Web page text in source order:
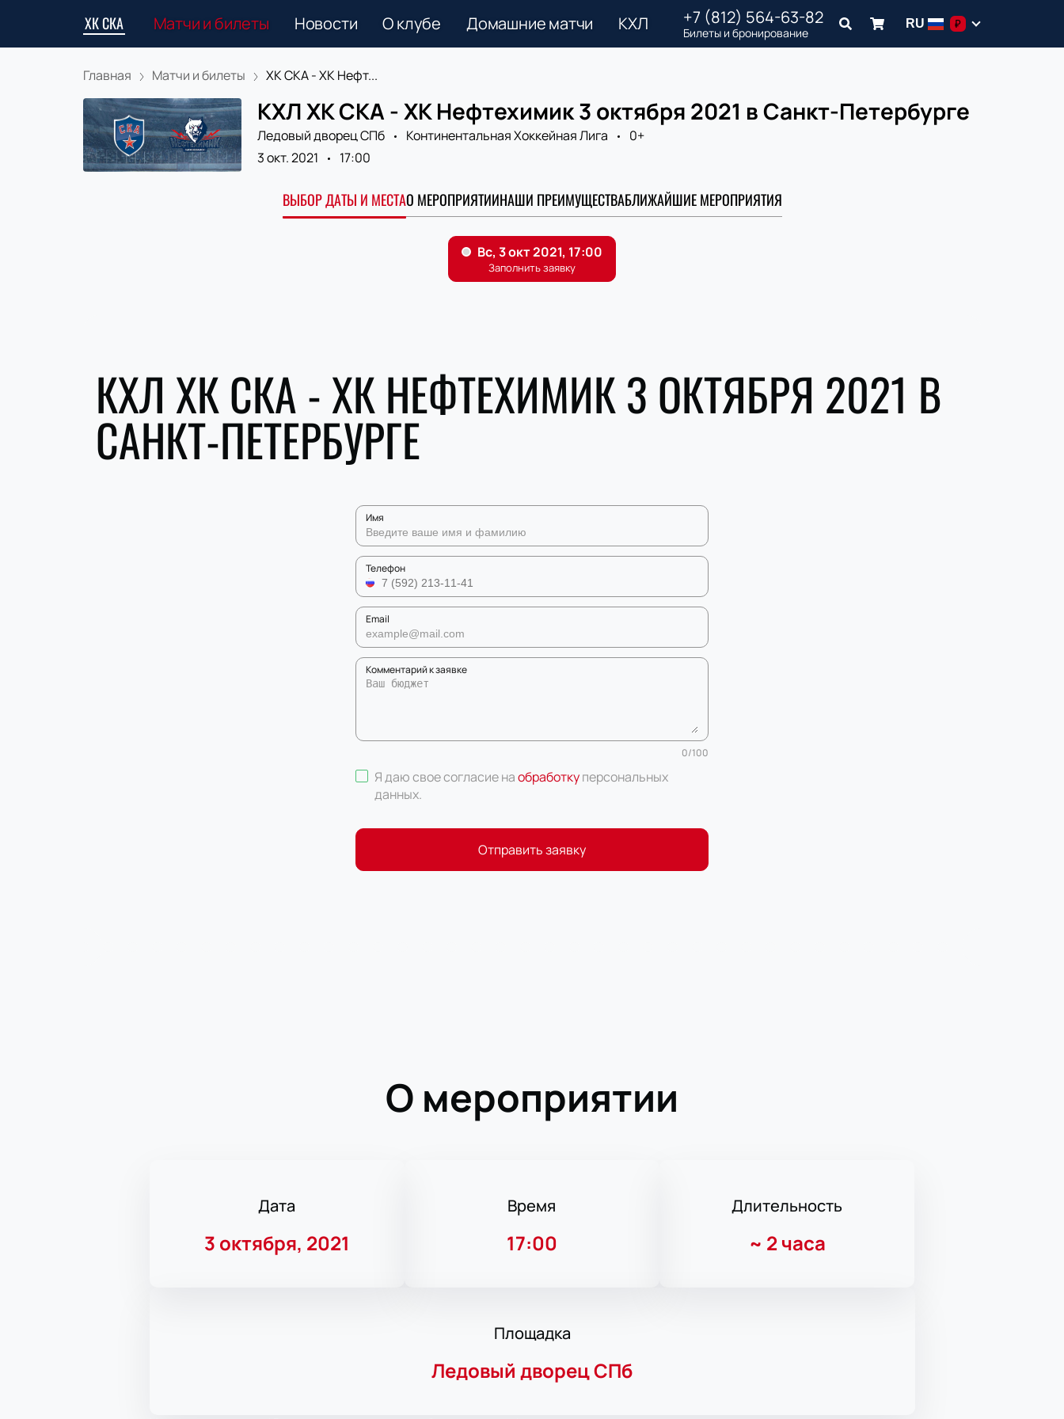
ХК СКА Матчи и билеты Новости О клубе Домашние матчи КХЛ +7 (812) 564-63-82
Билеты и бронирование
RU ₽
Главная Матчи и билеты ХК СКА - ХК Нефт...
КХЛ ХК СКА - ХК Нефтехимик 3 октября 2021 в Санкт-Петербурге
Ледовый дворец СПб Континентальная Хоккейная Лига
0+
3 окт. 2021
17:00
ВЫБОР ДАТЫ И МЕСТАО МЕРОПРИЯТИИНАШИ ПРЕИМУЩЕСТВАБЛИЖАЙШИЕ МЕРОПРИЯТИЯ
КХЛ ХК СКА - ХК НЕФТЕХИМИК 3 ОКТЯБРЯ 2021 В
САНКТ-ПЕТЕРБУРГЕ
Имя
Телефон
Email
Комментарий к заявке
0/100
Я даю свое согласие наобработкуперсональных
данных.
Отправить заявку
О мероприятии
Дата
3 октября, 2021
Время
17:00
Длительность
~ 2 часа
Площадка
Ледовый дворец СПб